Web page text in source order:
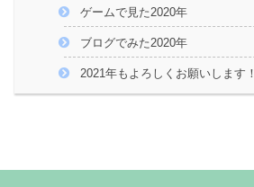
ゲームで見た2020年
ブログでみた2020年
2021年もよろしくお願いします！